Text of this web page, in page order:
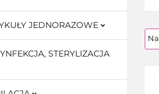
JEDNORAZOWE
STERYLIZACJA